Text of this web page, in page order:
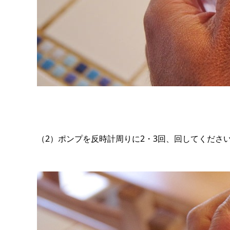
（2）ポンプを反時計周りに2・3回、回してくださ